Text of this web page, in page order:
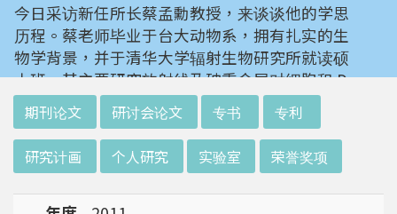
今日采访新任所长蔡孟勳教授，来谈谈他的学思
历程。蔡老师毕业于台大动物系，拥有扎实的生
物学背景，并于清华大学辐射生物研究所就读硕
士班。其主要研究放射线及砷重金属对细胞和 D
NA 的伤害及细胞表型的改变。就读阳明大学博
士班时，选定研究长期暴露于低剂量辐射钢筋下
对人体的影响，并比较其他国家高剂量暴露下的
不同影响。在美国国家卫生研究院从事博士后研
究时，开始了以微阵列技术探讨致癌物质，如重
期刊论文 研讨会论文 专书 专利
研究计画 个人研究 实验室 荣誉奖项